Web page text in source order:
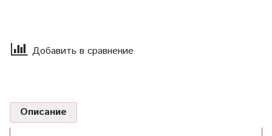
Добавить в сравнение
Описание